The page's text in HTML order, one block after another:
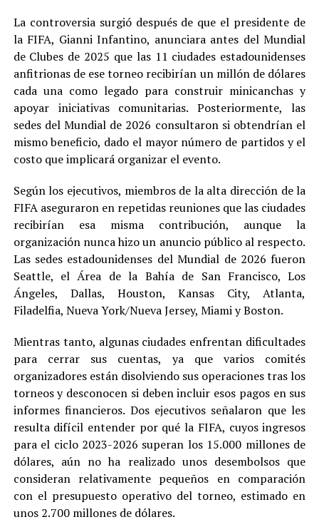
La controversia surgió después de que el presidente de
la FIFA, Gianni Infantino, anunciara antes del Mundial
de Clubes de 2025 que las 11 ciudades estadounidenses
anfitrionas de ese torneo recibirían un millón de dólares
cada una como legado para construir minicanchas y
apoyar iniciativas comunitarias. Posteriormente, las
sedes del Mundial de 2026 consultaron si obtendrían el
mismo beneficio, dado el mayor número de partidos y el
costo que implicará organizar el evento.
Según los ejecutivos, miembros de la alta dirección de la
FIFA aseguraron en repetidas reuniones que las ciudades
recibirían esa misma contribución, aunque la
organización nunca hizo un anuncio público al respecto.
Las sedes estadounidenses del Mundial de 2026 fueron
Seattle, el Área de la Bahía de San Francisco, Los
Ángeles, Dallas, Houston, Kansas City, Atlanta,
Filadelfia, Nueva York/Nueva Jersey, Miami y Boston.
Mientras tanto, algunas ciudades enfrentan dificultades
para cerrar sus cuentas, ya que varios comités
organizadores están disolviendo sus operaciones tras los
torneos y desconocen si deben incluir esos pagos en sus
informes financieros. Dos ejecutivos señalaron que les
resulta difícil entender por qué la FIFA, cuyos ingresos
para el ciclo 2023-2026 superan los 15.000 millones de
dólares, aún no ha realizado unos desembolsos que
consideran relativamente pequeños en comparación
con el presupuesto operativo del torneo, estimado en
unos 2.700 millones de dólares.